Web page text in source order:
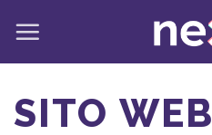
contenuti
SITO WEB